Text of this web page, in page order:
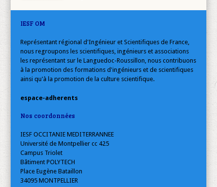
IESF OM
Représentant régional d'Ingénieur et Scientifiques de France,
nous regroupons les scientifiques, ingénieurs et associations
les représentant sur le Languedoc-Roussillon, nous contribuons
à la promotion des formations d'ingénieurs et de scientifiques
ainsi qu'à la promotion de la culture scientifique.
espace-adherents
Nos coordonnées
IESF OCCITANIE MEDITERRANNEE
Université de Montpellier cc 425
Campus Triolet
Bâtiment POLYTECH
Place Eugène Bataillon
34095 MONTPELLIER